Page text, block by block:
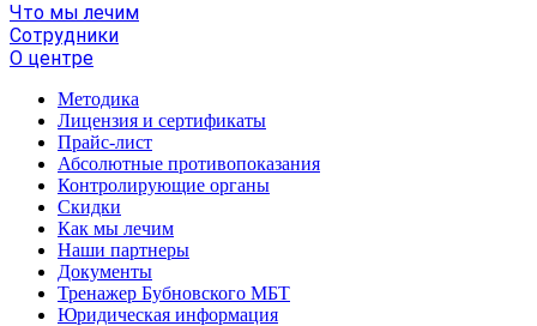
Что мы лечим
Сотрудники
О центре
Методика
Лицензия и сертификаты
Прайс-лист
Абсолютные противопоказания
Контролирующие органы
Скидки
Как мы лечим
Наши партнеры
Документы
Тренажер Бубновского МБТ
Юридическая информация